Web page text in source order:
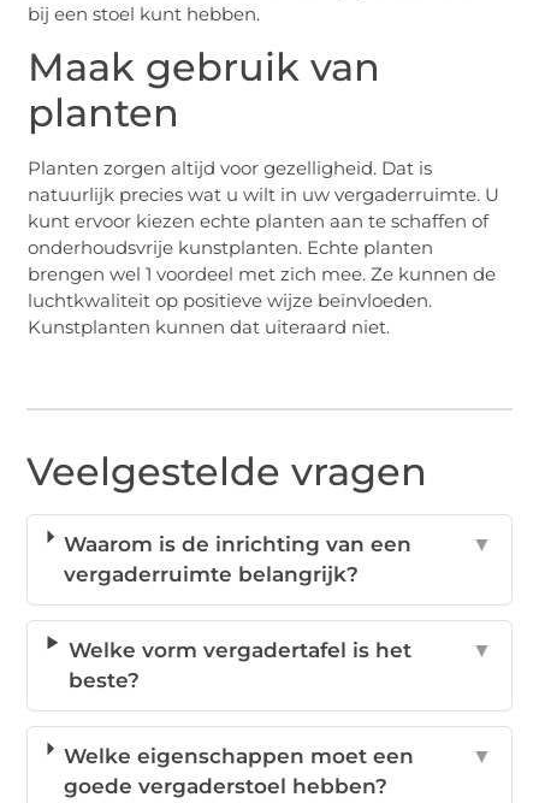
bij een stoel kunt hebben.
Maak gebruik van
planten
Planten zorgen altijd voor gezelligheid. Dat is
natuurlijk precies wat u wilt in uw vergaderruimte. U
kunt ervoor kiezen echte planten aan te schaffen of
onderhoudsvrije kunstplanten. Echte planten
brengen wel 1 voordeel met zich mee. Ze kunnen de
luchtkwaliteit op positieve wijze beïnvloeden.
Kunstplanten kunnen dat uiteraard niet.
Veelgestelde vragen
Waarom is de inrichting van een
vergaderruimte belangrijk?
▼
Welke vorm vergadertafel is het
beste?
▼
Welke eigenschappen moet een
goede vergaderstoel hebben?
▼